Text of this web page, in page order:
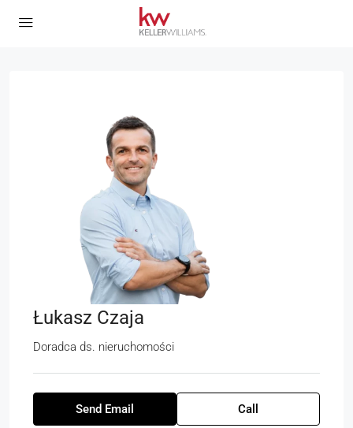
Łukasz Czaja
Doradca ds. nieruchomości
Send Email Call